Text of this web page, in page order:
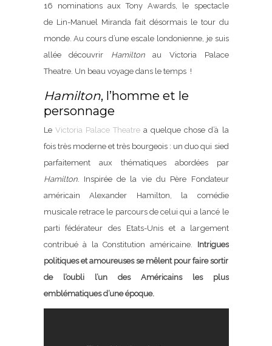
16 nominations aux Tony Awards, le spectacle
de Lin-Manuel Miranda fait désormais le tour du
monde. Au cours d’une escale londonienne, je suis
allée découvrir Hamiltonau Victoria Palace
Theatre. Un beau voyage dans le temps !
Hamilton, l’homme et le
personnage
Le Victoria Palace Theatrea quelque chose d’à la
fois très moderne et très bourgeois : un duo qui sied
parfaitement aux thématiques abordées par
Hamilton. Inspirée de la vie du Père Fondateur
américain Alexander Hamilton, la comédie
musicale retrace le parcours de celui qui a lancé le
parti fédérateur des Etats-Unis et a largement
contribué à la Constitution américaine. Intrigues
politiques et amoureuses se mêlent pour faire sortir
de l’oubli l’un des Américains les plus
emblématiques d’une époque.